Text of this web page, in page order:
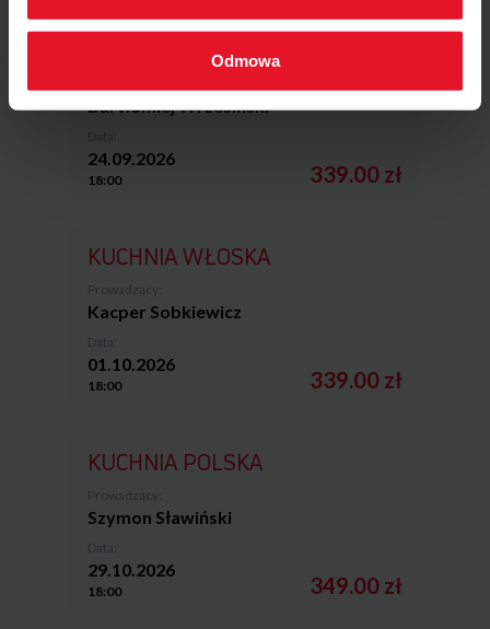
Odmowa
Bartłomiej Wrzesiński
24.09.2026
18:00 339.00 zł
KUCHNIA WŁOSKA
Kacper Sobkiewicz
01.10.2026
18:00 339.00 zł
KUCHNIA POLSKA
Szymon Sławiński
29.10.2026
18:00 349.00 zł